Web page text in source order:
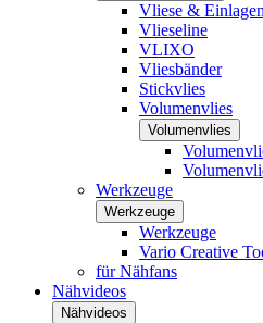
Vliese & Einlagen
Vlieseline
VLIXO
Vliesbänder
Stickvlies
Volumenvlies
Volumenvlies
Werkzeuge
Werkzeuge
Werkzeuge
Vario Creative
für Nähfans
Nähvideos
Nähvideos